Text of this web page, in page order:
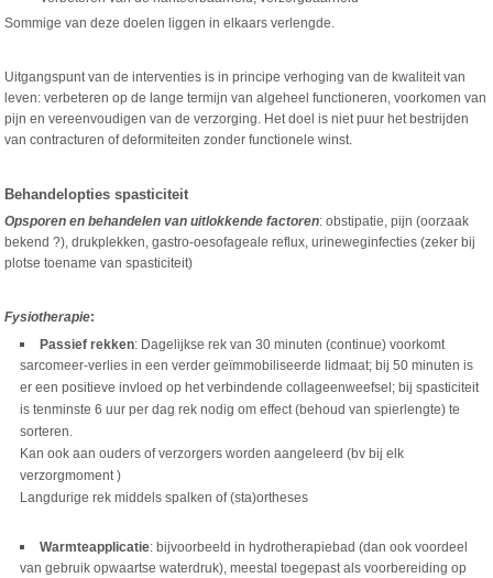
Sommige van deze doelen liggen in elkaars verlengde.
Uitgangspunt van de interventies is in principe verhoging van de kwaliteit van
leven: verbeteren op de lange termijn van algeheel functioneren, voorkomen van
pijn en vereenvoudigen van de verzorging. Het doel is niet puur het bestrijden
van contracturen of deformiteiten zonder functionele winst.
Behandelopties spasticiteit
Opsporen en behandelen van uitlokkende factoren: obstipatie, pijn (oorzaak
bekend ?), drukplekken, gastro-oesofageale reflux, urineweginfecties (zeker bij
plotse toename van spasticiteit)
Fysiotherapie:
Passief rekken: Dagelijkse rek van 30 minuten (continue) voorkomt
sarcomeer-verlies in een verder geïmmobiliseerde lidmaat; bij 50 minuten is
er een positieve invloed op het verbindende collageenweefsel; bij spasticiteit
is tenminste 6 uur per dag rek nodig om effect (behoud van spierlengte) te
sorteren.
Kan ook aan ouders of verzorgers worden aangeleerd (bv bij elk
verzorgmoment )
Langdurige rek middels spalken of (sta)ortheses
Warmteapplicatie: bijvoorbeeld in hydrotherapiebad (dan ook voordeel
van gebruik opwaartse waterdruk), meestal toegepast als voorbereiding op